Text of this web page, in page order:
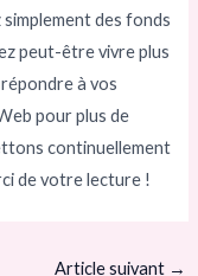
des fonds
peut-être vivre plus
répondre à vos
pour plus de
continuellement
de votre lecture !
Article suivant →